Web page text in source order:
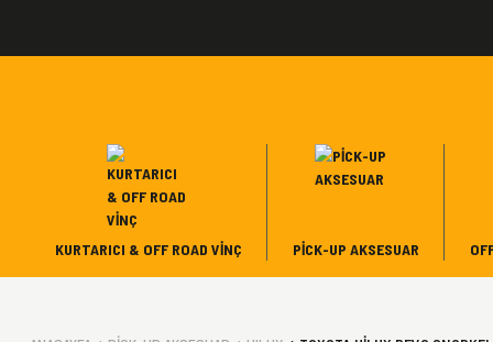
KURTARICI & OFF ROAD VINÇ PICK-UP AKSESUAR